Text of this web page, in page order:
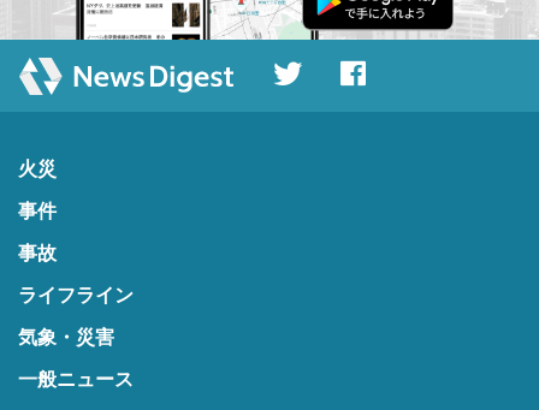
火災
事件
事故
ライフライン
気象・災害
一般ニュース